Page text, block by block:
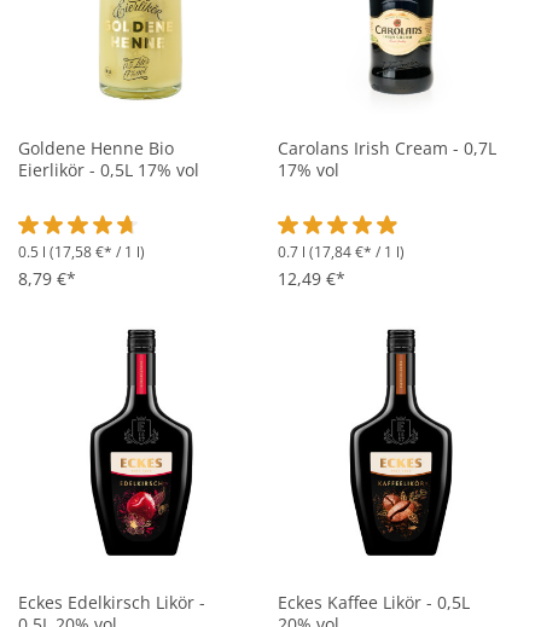
Goldene Henne Bio
Eierlikör - 0,5L 17% vol
Durchschnittliche Bewertung von 4.8 von 5 Sternen
0.5 l (17,58 €* / 1 l)
8,79 €*
Carolans Irish Cream - 0,7L
17% vol
Durchschnittliche Bewertung
0.7 l (17,84 €* / 1 l)
12,49 €*
Eckes Edelkirsch Likör -
Eckes Kaffee Likör - 0,5L